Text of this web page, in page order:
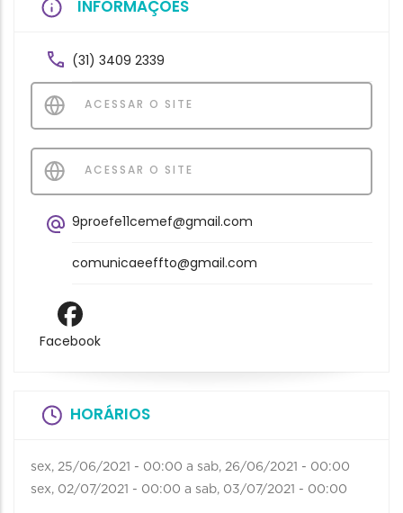
INFORMAÇÕES
(31) 3409 2339
ACESSAR O SITE
ACESSAR O SITE
9proefe11cemef@gmail.com
comunicaeeffto@gmail.com
Facebook
HORÁRIOS
sex, 25/06/2021 - 00:00 a sab, 26/06/2021 - 00:00
sex, 02/07/2021 - 00:00 a sab, 03/07/2021 - 00:00